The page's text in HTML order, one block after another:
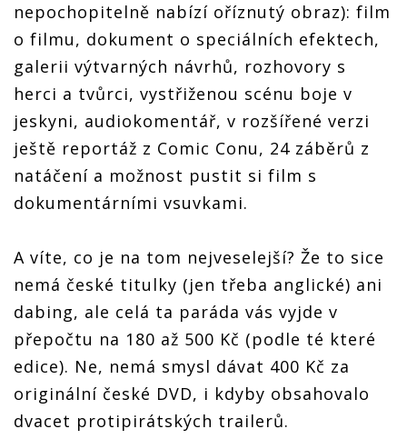
nepochopitelně nabízí oříznutý obraz): film
o filmu, dokument o speciálních efektech,
galerii výtvarných návrhů, rozhovory s
herci a tvůrci, vystřiženou scénu boje v
jeskyni, audiokomentář, v rozšířené verzi
ještě reportáž z Comic Conu, 24 záběrů z
natáčení a možnost pustit si film s
dokumentárními vsuvkami.
A víte, co je na tom nejveselejší? Že to sice
nemá české titulky (jen třeba anglické) ani
dabing, ale celá ta paráda vás vyjde v
přepočtu na 180 až 500 Kč (podle té které
edice). Ne, nemá smysl dávat 400 Kč za
originální české DVD, i kdyby obsahovalo
dvacet protipirátských trailerů.